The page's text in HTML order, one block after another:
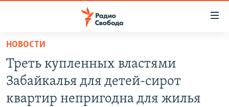
упрощенного
доступа
Вернуться
основному
ПОДКАСТЫ
НОВОСТИ
Треть купленных властями
Забайкалья для детей-сирот
квартир непригодна для жилья